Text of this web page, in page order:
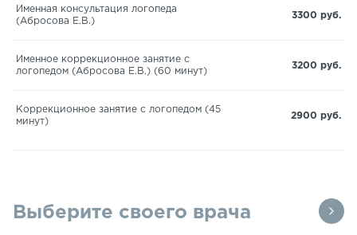
Именная консультация логопеда
(Абросова Е.В.)
3300 руб.
Именное коррекционное занятие с
логопедом (Абросова Е.В.) (60 минут)
3200 руб.
Коррекционное занятие с логопедом (45
минут)
2900 руб.
Выберите своего врача